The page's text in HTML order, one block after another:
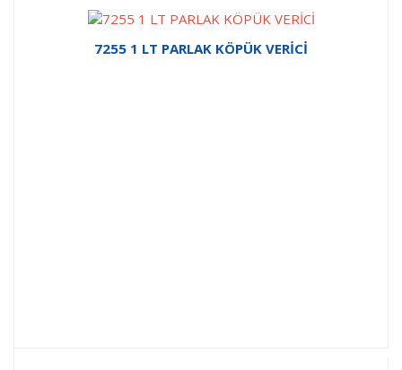
7255 1 LT PARLAK KÖPÜK VERİCİ